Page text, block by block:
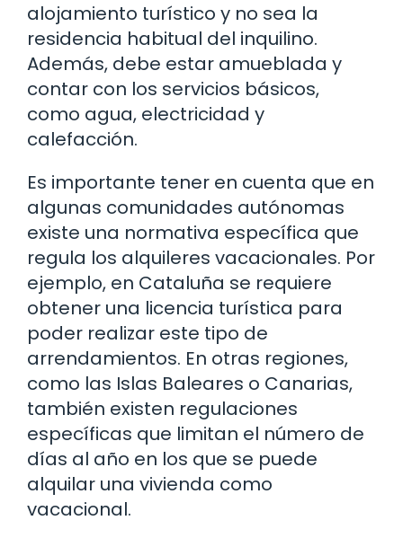
alojamiento turístico y no sea la
residencia habitual del inquilino.
Además, debe estar amueblada y
contar con los servicios básicos,
como agua, electricidad y
calefacción.
Es importante tener en cuenta que en
algunas comunidades autónomas
existe una normativa específica que
regula los alquileres vacacionales. Por
ejemplo, en Cataluña se requiere
obtener una licencia turística para
poder realizar este tipo de
arrendamientos. En otras regiones,
como las Islas Baleares o Canarias,
también existen regulaciones
específicas que limitan el número de
días al año en los que se puede
alquilar una vivienda como
vacacional.